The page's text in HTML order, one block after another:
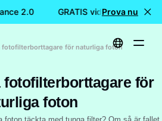
2.0 GRATIS videoskapande
Prova nu
fotofilterborttagare för naturliga foton
fotofilterborttagare för
foton